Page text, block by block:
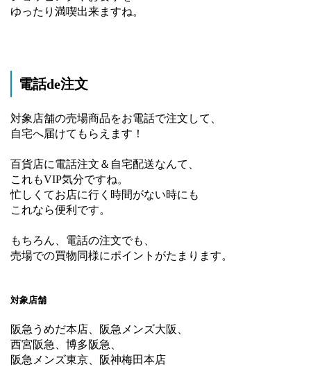
ゆったり満喫出来ますね。
電話de注文
対象店舗の売場商品をお電話で注文して、
自宅へ届けてもらえます！
百貨店に電話注文＆自宅配送なんて、
これもVIP気分ですね。
忙しくてお店に行く時間がない時にも
これなら便利です。
もちろん、電話の注文でも、
売場での買物同様にポイントがたまります。
対象店舗
阪急うめだ本店、阪急メンズ大阪、
西宮阪急、博多阪急、
阪急メンズ東京、阪神梅田本店